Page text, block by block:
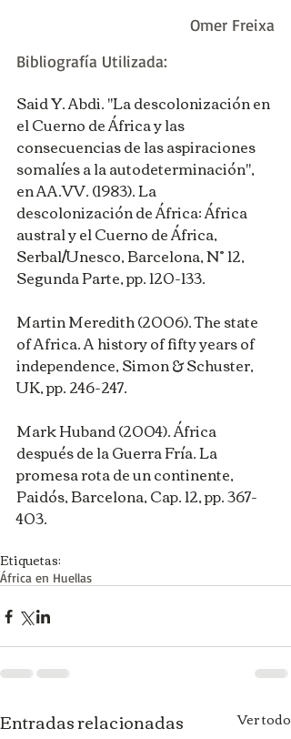
Omer Freixa
Bibliografía Utilizada:
Said Y. Abdi. "La descolonización en
el Cuerno de África y las
consecuencias de las aspiraciones
somalíes a la autodeterminación",
en AA.VV. (1983). La
descolonización de África: África
austral y el Cuerno de África,
Serbal/Unesco, Barcelona, N° 12,
Segunda Parte, pp. 120-133.
Martin Meredith (2006). The state
of Africa. A history of fifty years of
independence, Simon & Schuster,
UK, pp. 246-247.
Mark Huband (2004). África
después de la Guerra Fría. La
promesa rota de un continente,
Paidós, Barcelona, Cap. 12, pp. 367-
403.
Etiquetas:
África en Huellas
Entradas relacionadas Ver todo